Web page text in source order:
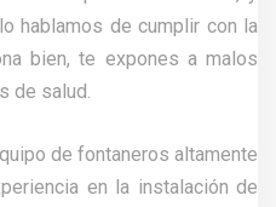
hablamos de cumplir con la
bien, te expones a malos
de salud.
de fontaneros altamente
en la instalación de